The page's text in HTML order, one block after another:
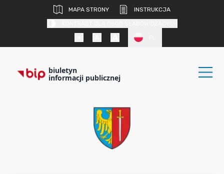
MAPA STRONY
INSTRUKCJA
biuletyn
informacji publicznej